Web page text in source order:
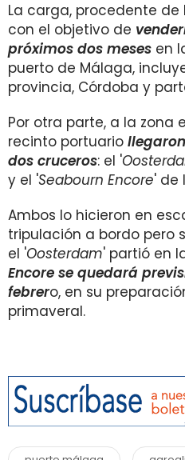
La carga, procedente de
con el objetivo de
próximos dos meses en
puerto de Málaga,
provincia, Córdoba y
Por otra parte, a la zona
recinto portuario
dos cruceros: el '
y el 'Seabourn Encore' de
Ambos lo hicieron en
tripulación a bordo pero
el 'Oosterdam' partió en
Encore se quedará
febrero, en su
primaveral.